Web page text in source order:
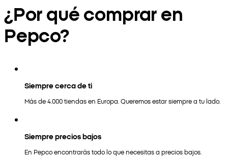
¿Por qué comprar en
Pepco?
Siempre cerca de ti
Más de 4.000 tiendas en Europa. Queremos estar siempre a tu lado.
Siempre precios bajos
En Pepco encontrarás todo lo que necesitas a precios bajos.